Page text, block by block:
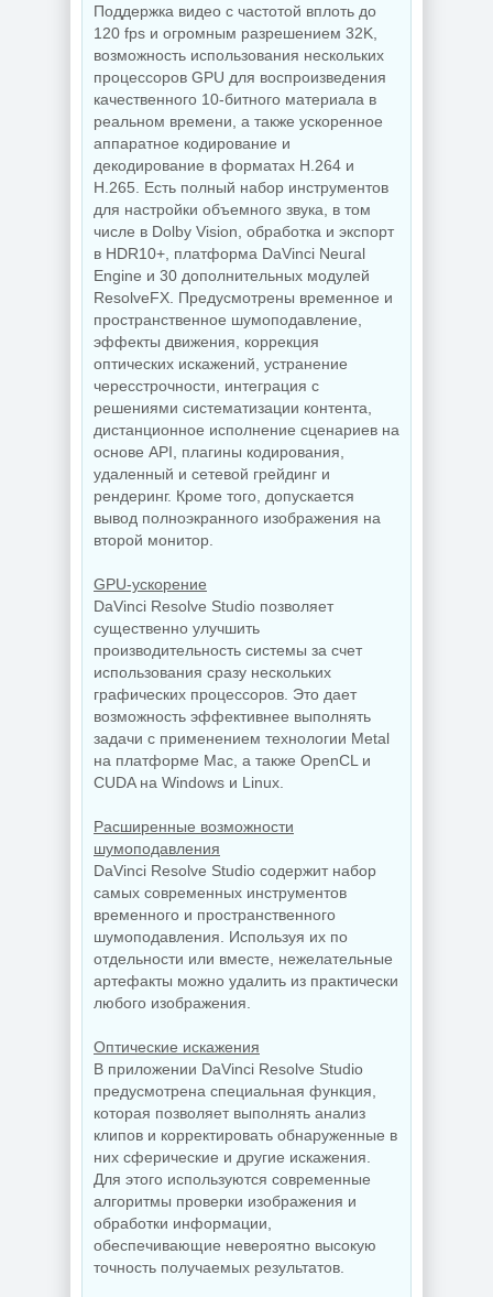
Поддержка видео с частотой вплоть до
120 fps и огромным разрешением 32K,
возможность использования нескольких
процессоров GPU для воспроизведения
качественного 10-битного материала в
реальном времени, а также ускоренное
аппаратное кодирование и
декодирование в форматах H.264 и
H.265. Есть полный набор инструментов
для настройки объемного звука, в том
числе в Dolby Vision, обработка и экспорт
в HDR10+, платформа DaVinci Neural
Engine и 30 дополнительных модулей
ResolveFX. Предусмотрены временное и
пространственное шумоподавление,
эффекты движения, коррекция
оптических искажений, устранение
чересстрочности, интеграция с
решениями систематизации контента,
дистанционное исполнение сценариев на
основе API, плагины кодирования,
удаленный и сетевой грейдинг и
рендеринг. Кроме того, допускается
вывод полноэкранного изображения на
второй монитор.
GPU-ускорение
DaVinci Resolve Studio позволяет
существенно улучшить
производительность системы за счет
использования сразу нескольких
графических процессоров. Это дает
возможность эффективнее выполнять
задачи с применением технологии Metal
на платформе Mac, а также OpenCL и
CUDA на Windows и Linux.
Расширенные возможности
шумоподавления
DaVinci Resolve Studio содержит набор
самых современных инструментов
временного и пространственного
шумоподавления. Используя их по
отдельности или вместе, нежелательные
артефакты можно удалить из практически
любого изображения.
Оптические искажения
В приложении DaVinci Resolve Studio
предусмотрена специальная функция,
которая позволяет выполнять анализ
клипов и корректировать обнаруженные в
них сферические и другие искажения.
Для этого используются современные
алгоритмы проверки изображения и
обработки информации,
обеспечивающие невероятно высокую
точность получаемых результатов.